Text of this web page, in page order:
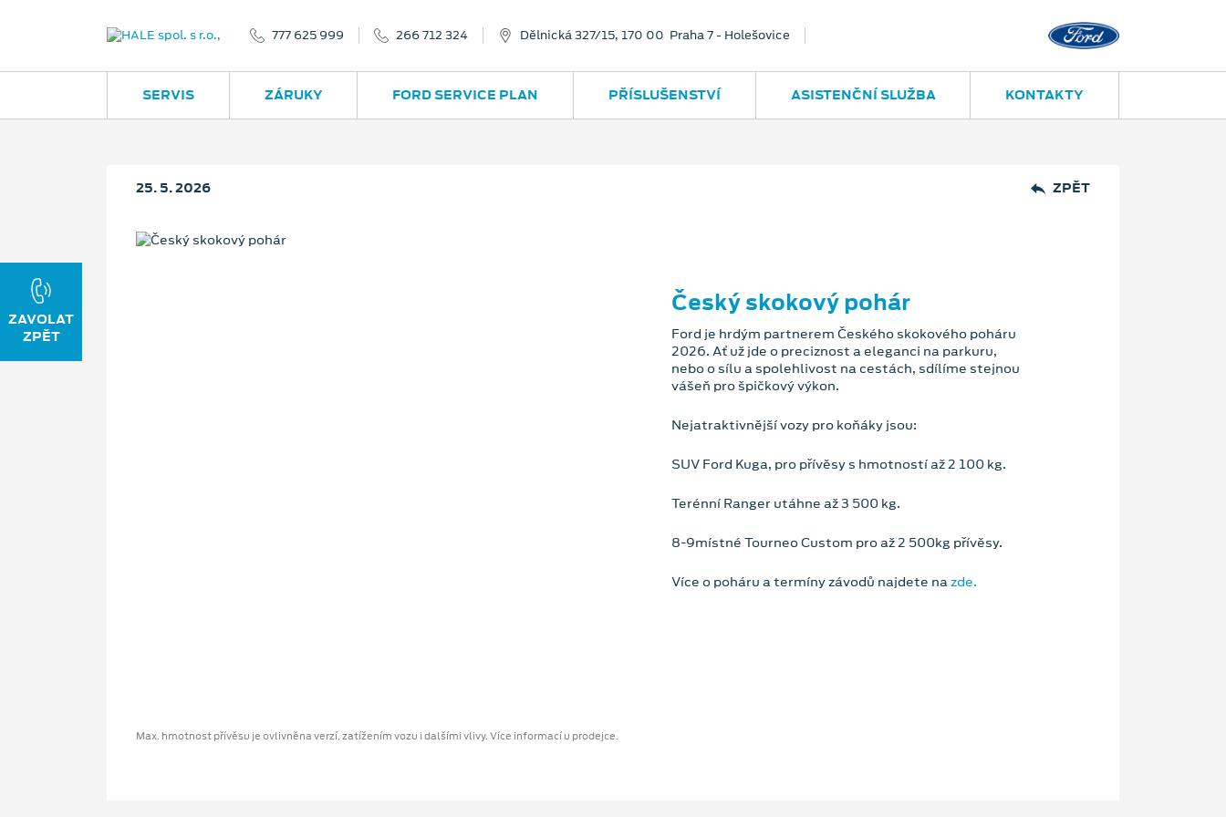
777 625 999 266 712 324 Dělnická 327/15, 170 00 Praha 7 - Holešovice
SERVIS ZÁRUKY FORD SERVICE PLAN PŘÍSLUŠENSTVÍ ASISTENČNÍ SLUŽBA KONTAKTY
25. 5. 2026 ZPĚT
Český skokový pohár
Ford je hrdým partnerem Českého skokového poháru
2026. Ať už jde o preciznost a eleganci na parkuru,
nebo o sílu a spolehlivost na cestách, sdílíme stejnou
vášeň pro špičkový výkon.
Nejatraktivnější vozy pro koňáky jsou:
SUV Ford Kuga, pro přívěsy s hmotností až 2 100 kg.
Terénní Ranger utáhne až 3 500 kg.
8-9místné Tourneo Custom pro až 2 500kg přívěsy.
Více o poháru a termíny závodů najdete na zde.
Max. hmotnost přívěsu je ovlivněna verzí, zatížením vozu i dalšími vlivy. Více informací u prodejce.